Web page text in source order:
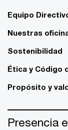
Equipo
Nuestras
Sostenibilidad
Ética y Código
Propósito y
Presencia